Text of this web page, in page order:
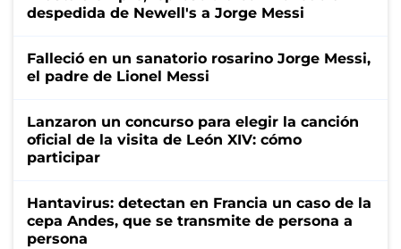
despedida de Newell's a Jorge Messi
Falleció en un sanatorio rosarino Jorge Messi,
el padre de Lionel Messi
Lanzaron un concurso para elegir la canción
oficial de la visita de León XIV: cómo
participar
Hantavirus: detectan en Francia un caso de la
cepa Andes, que se transmite de persona a
persona